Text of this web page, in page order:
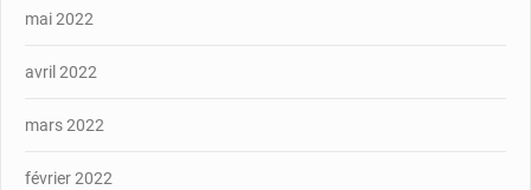
mai 2022
avril 2022
mars 2022
février 2022